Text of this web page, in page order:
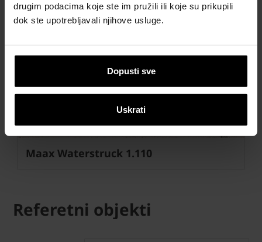
drugim podacima koje ste im pružili ili koje su prikupili
dok ste upotrebljavali njihove usluge.
Dopusti sve
Uskrati
Maax Waterstruck 1.110
Next
Referetni objekti